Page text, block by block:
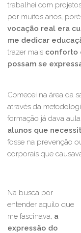
trabalhei com
por muitos anos,
vocação real era
me dedicar
trazer mais conforto
possam se
Comecei na área da
através da
formação já dava
alunos que
fosse na prevenção
corporais que
Na busca por
entender aquilo que
me fascinava, a
expressão do